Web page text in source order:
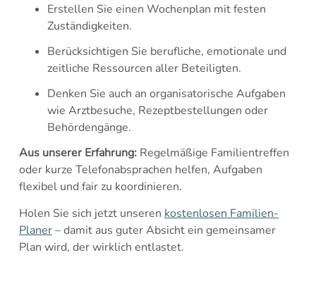
Erstellen Sie einen Wochenplan mit festen
Zuständigkeiten.
Berücksichtigen Sie berufliche, emotionale und
zeitliche Ressourcen aller Beteiligten.
Denken Sie auch an organisatorische Aufgaben
wie Arztbesuche, Rezeptbestellungen oder
Behördengänge.
Aus unserer Erfahrung:Regelmäßige Familientreffen
oder kurze Telefonabsprachen helfen, Aufgaben
flexibel und fair zu koordinieren.
Holen Sie sich jetzt unseren kostenlosen Familien-
Planer– damit aus guter Absicht ein gemeinsamer
Plan wird, der wirklich entlastet.